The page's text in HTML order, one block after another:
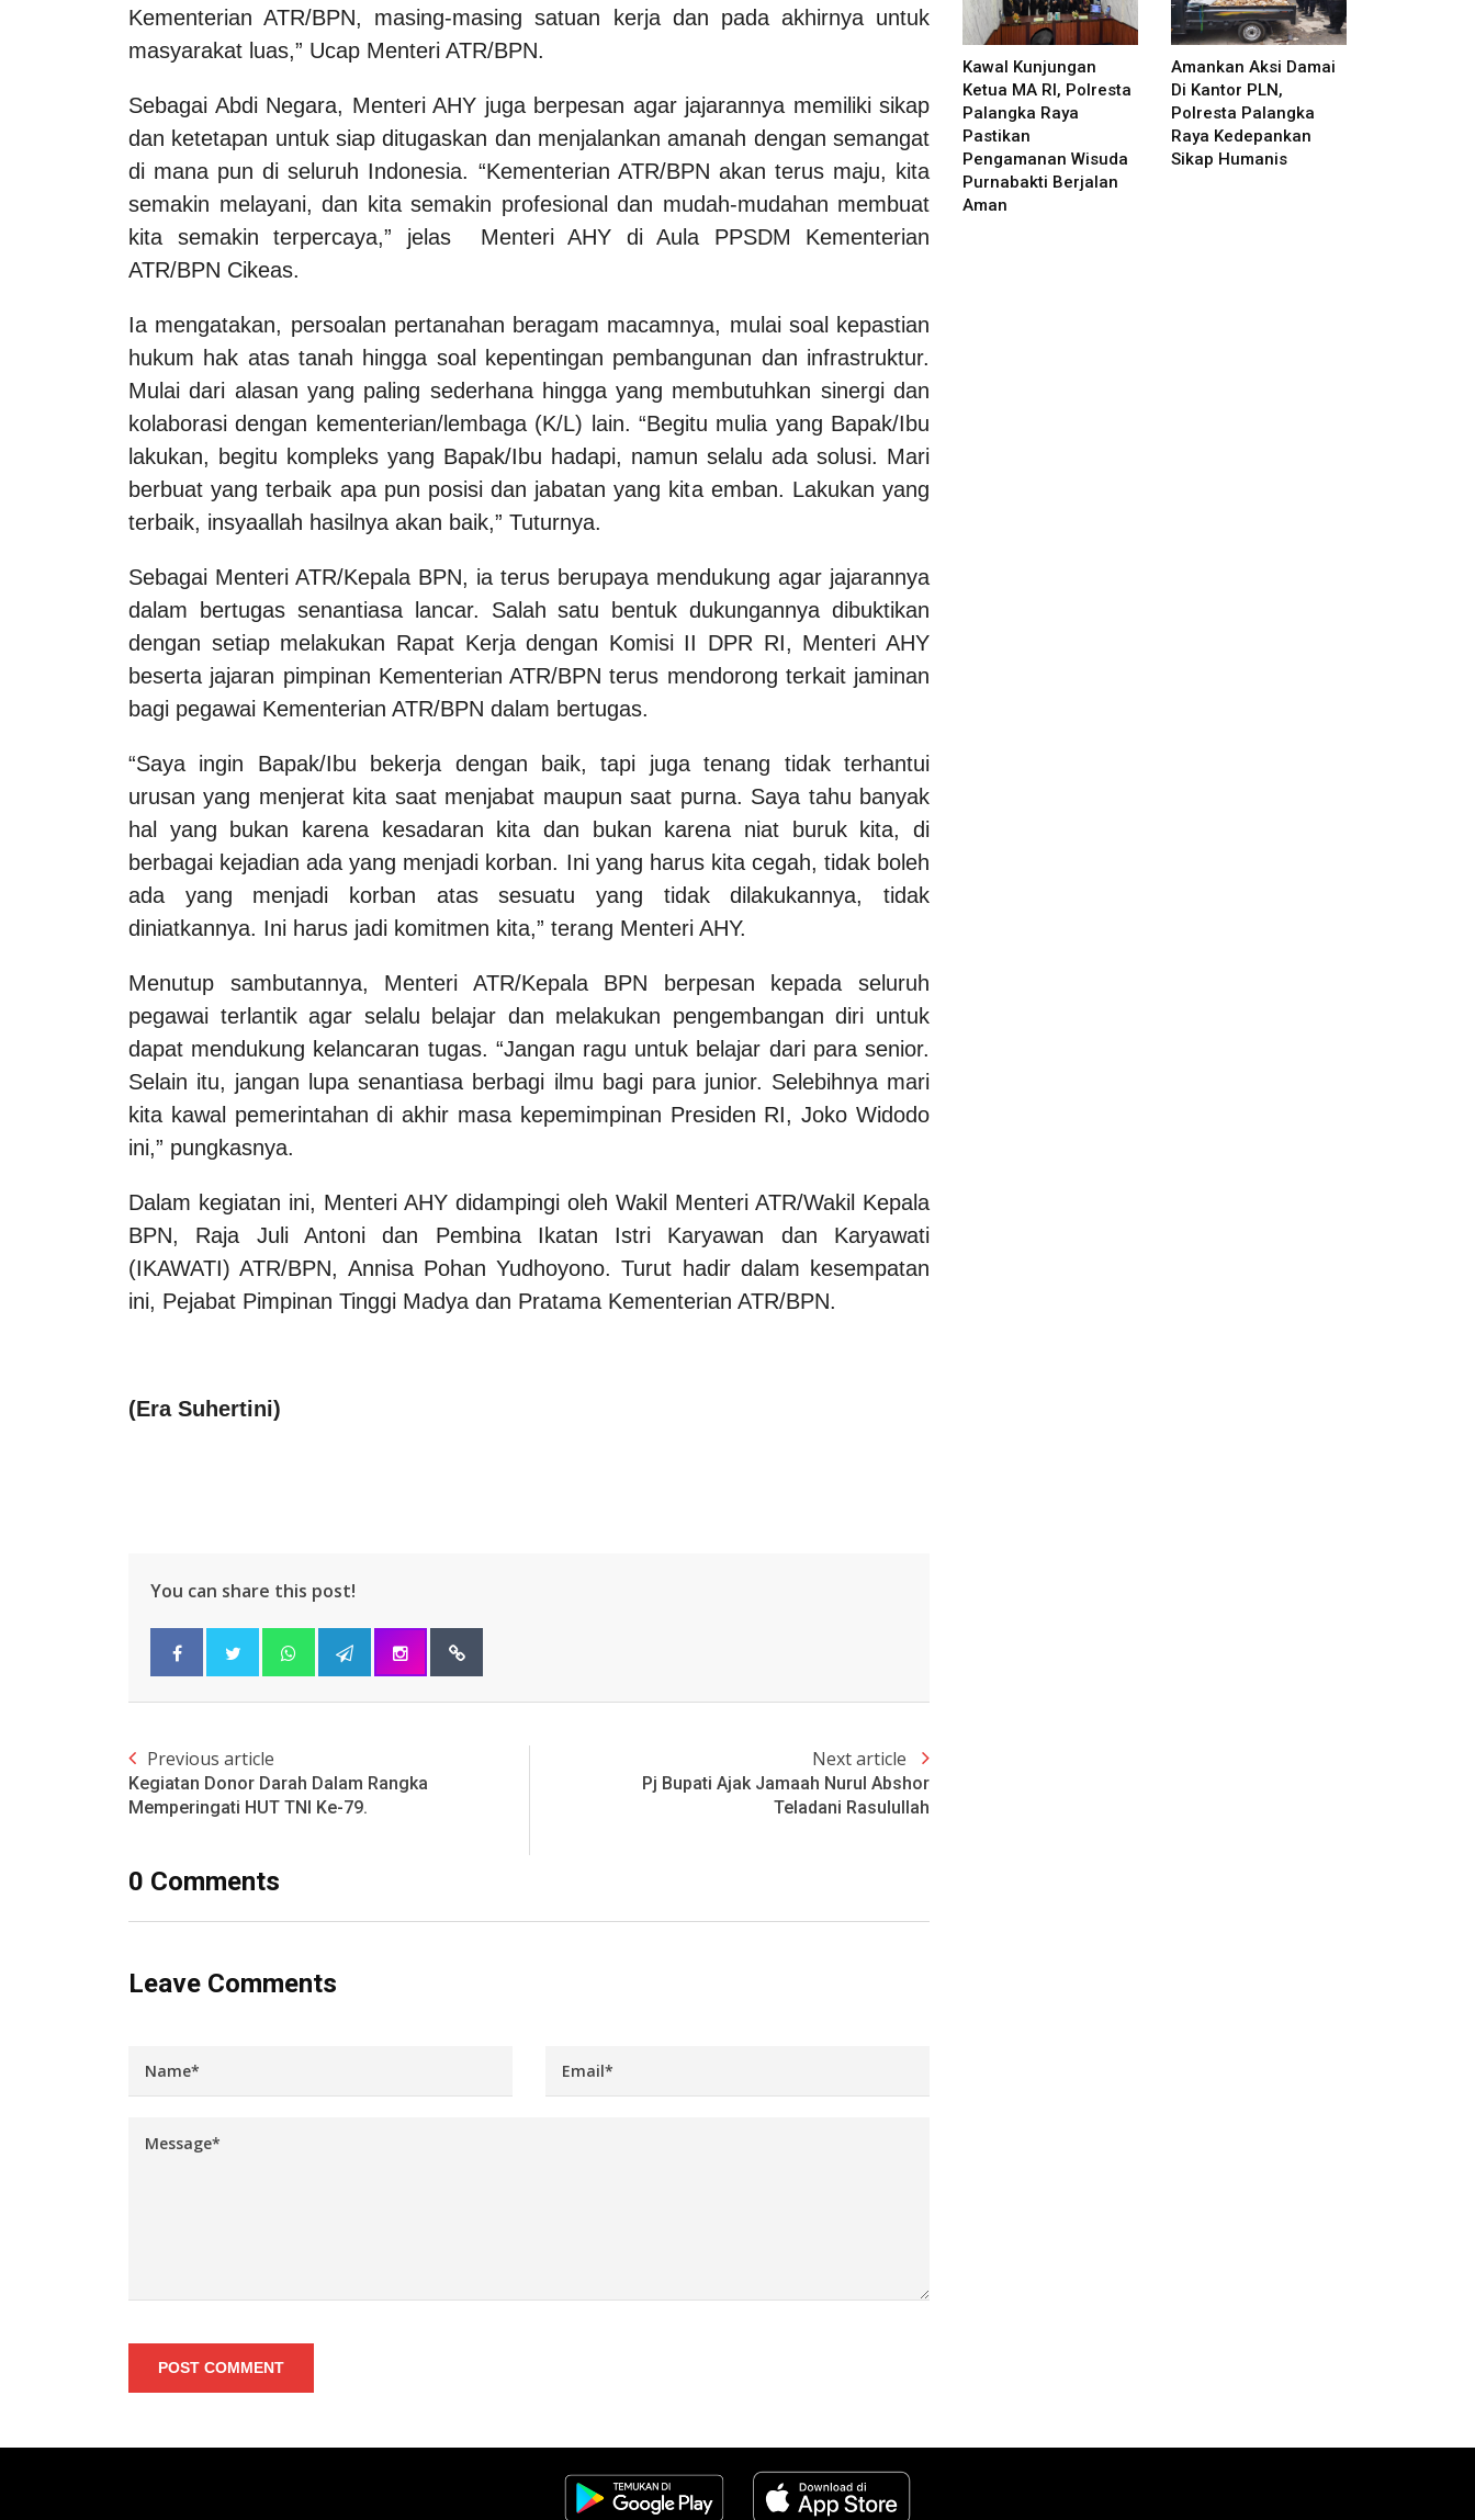
Kementerian ATR/BPN, masing-masing satuan kerja dan pada akhirnya untuk
masyarakat luas,” Ucap Menteri ATR/BPN.
Sebagai Abdi Negara, Menteri AHY juga berpesan agar jajarannya memiliki sikap
dan ketetapan untuk siap ditugaskan dan menjalankan amanah dengan semangat
di mana pun di seluruh Indonesia. “Kementerian ATR/BPN akan terus maju, kita
semakin melayani, dan kita semakin profesional dan mudah-mudahan membuat
kita semakin terpercaya,” jelas Menteri AHY di Aula PPSDM Kementerian
ATR/BPN Cikeas.
Ia mengatakan, persoalan pertanahan beragam macamnya, mulai soal kepastian
hukum hak atas tanah hingga soal kepentingan pembangunan dan infrastruktur.
Mulai dari alasan yang paling sederhana hingga yang membutuhkan sinergi dan
kolaborasi dengan kementerian/lembaga (K/L) lain. “Begitu mulia yang Bapak/Ibu
lakukan, begitu kompleks yang Bapak/Ibu hadapi, namun selalu ada solusi. Mari
berbuat yang terbaik apa pun posisi dan jabatan yang kita emban. Lakukan yang
terbaik, insyaallah hasilnya akan baik,” Tuturnya.
Sebagai Menteri ATR/Kepala BPN, ia terus berupaya mendukung agar jajarannya
dalam bertugas senantiasa lancar. Salah satu bentuk dukungannya dibuktikan
dengan setiap melakukan Rapat Kerja dengan Komisi II DPR RI, Menteri AHY
beserta jajaran pimpinan Kementerian ATR/BPN terus mendorong terkait jaminan
bagi pegawai Kementerian ATR/BPN dalam bertugas.
“Saya ingin Bapak/Ibu bekerja dengan baik, tapi juga tenang tidak terhantui
urusan yang menjerat kita saat menjabat maupun saat purna. Saya tahu banyak
hal yang bukan karena kesadaran kita dan bukan karena niat buruk kita, di
berbagai kejadian ada yang menjadi korban. Ini yang harus kita cegah, tidak boleh
ada yang menjadi korban atas sesuatu yang tidak dilakukannya, tidak
diniatkannya. Ini harus jadi komitmen kita,” terang Menteri AHY.
Menutup sambutannya, Menteri ATR/Kepala BPN berpesan kepada seluruh
pegawai terlantik agar selalu belajar dan melakukan pengembangan diri untuk
dapat mendukung kelancaran tugas. “Jangan ragu untuk belajar dari para senior.
Selain itu, jangan lupa senantiasa berbagi ilmu bagi para junior. Selebihnya mari
kita kawal pemerintahan di akhir masa kepemimpinan Presiden RI, Joko Widodo
ini,” pungkasnya.
Dalam kegiatan ini, Menteri AHY didampingi oleh Wakil Menteri ATR/Wakil Kepala
BPN, Raja Juli Antoni dan Pembina Ikatan Istri Karyawan dan Karyawati
(IKAWATI) ATR/BPN, Annisa Pohan Yudhoyono. Turut hadir dalam kesempatan
ini, Pejabat Pimpinan Tinggi Madya dan Pratama Kementerian ATR/BPN.
(Era Suhertini)
You can share this post!
Previous article
Kegiatan Donor Darah Dalam Rangka
Memperingati HUT TNI Ke-79.
Next article
Pj Bupati Ajak Jamaah Nurul Abshor
Teladani Rasulullah
0 Comments
Leave Comments
POST COMMENT
Kawal Kunjungan
Ketua MA RI, Polresta
Palangka Raya
Pastikan
Pengamanan Wisuda
Purnabakti Berjalan
Aman
Amankan Aksi Damai
Di Kantor PLN,
Polresta Palangka
Raya Kedepankan
Sikap Humanis